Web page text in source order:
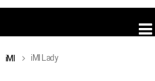
iMI iMI Lady